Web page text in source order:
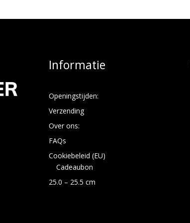
Informatie
Openingstijden:
Verzending
Over ons:
FAQs
Cookiebeleid (EU)
Cadeaubon
25.0 – 25.5 cm